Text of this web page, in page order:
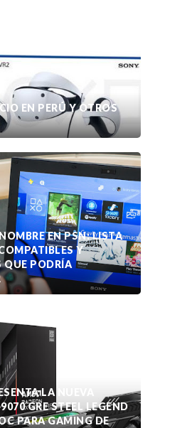
EN PERÚ Y OTROS
EN PSN: LISTA
Y
QUE PODRÍA
LA NUEVA
GRE STEEL LEGEND
PARA GAMING DE